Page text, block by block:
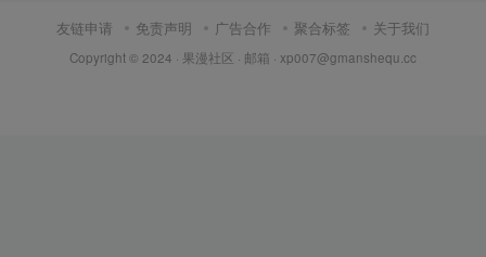
友链申请 免责声明 广告合作 聚合标签 关于我们
Copyright © 2024 · 果漫社区 · 邮箱 · xp007@gmanshequ.cc